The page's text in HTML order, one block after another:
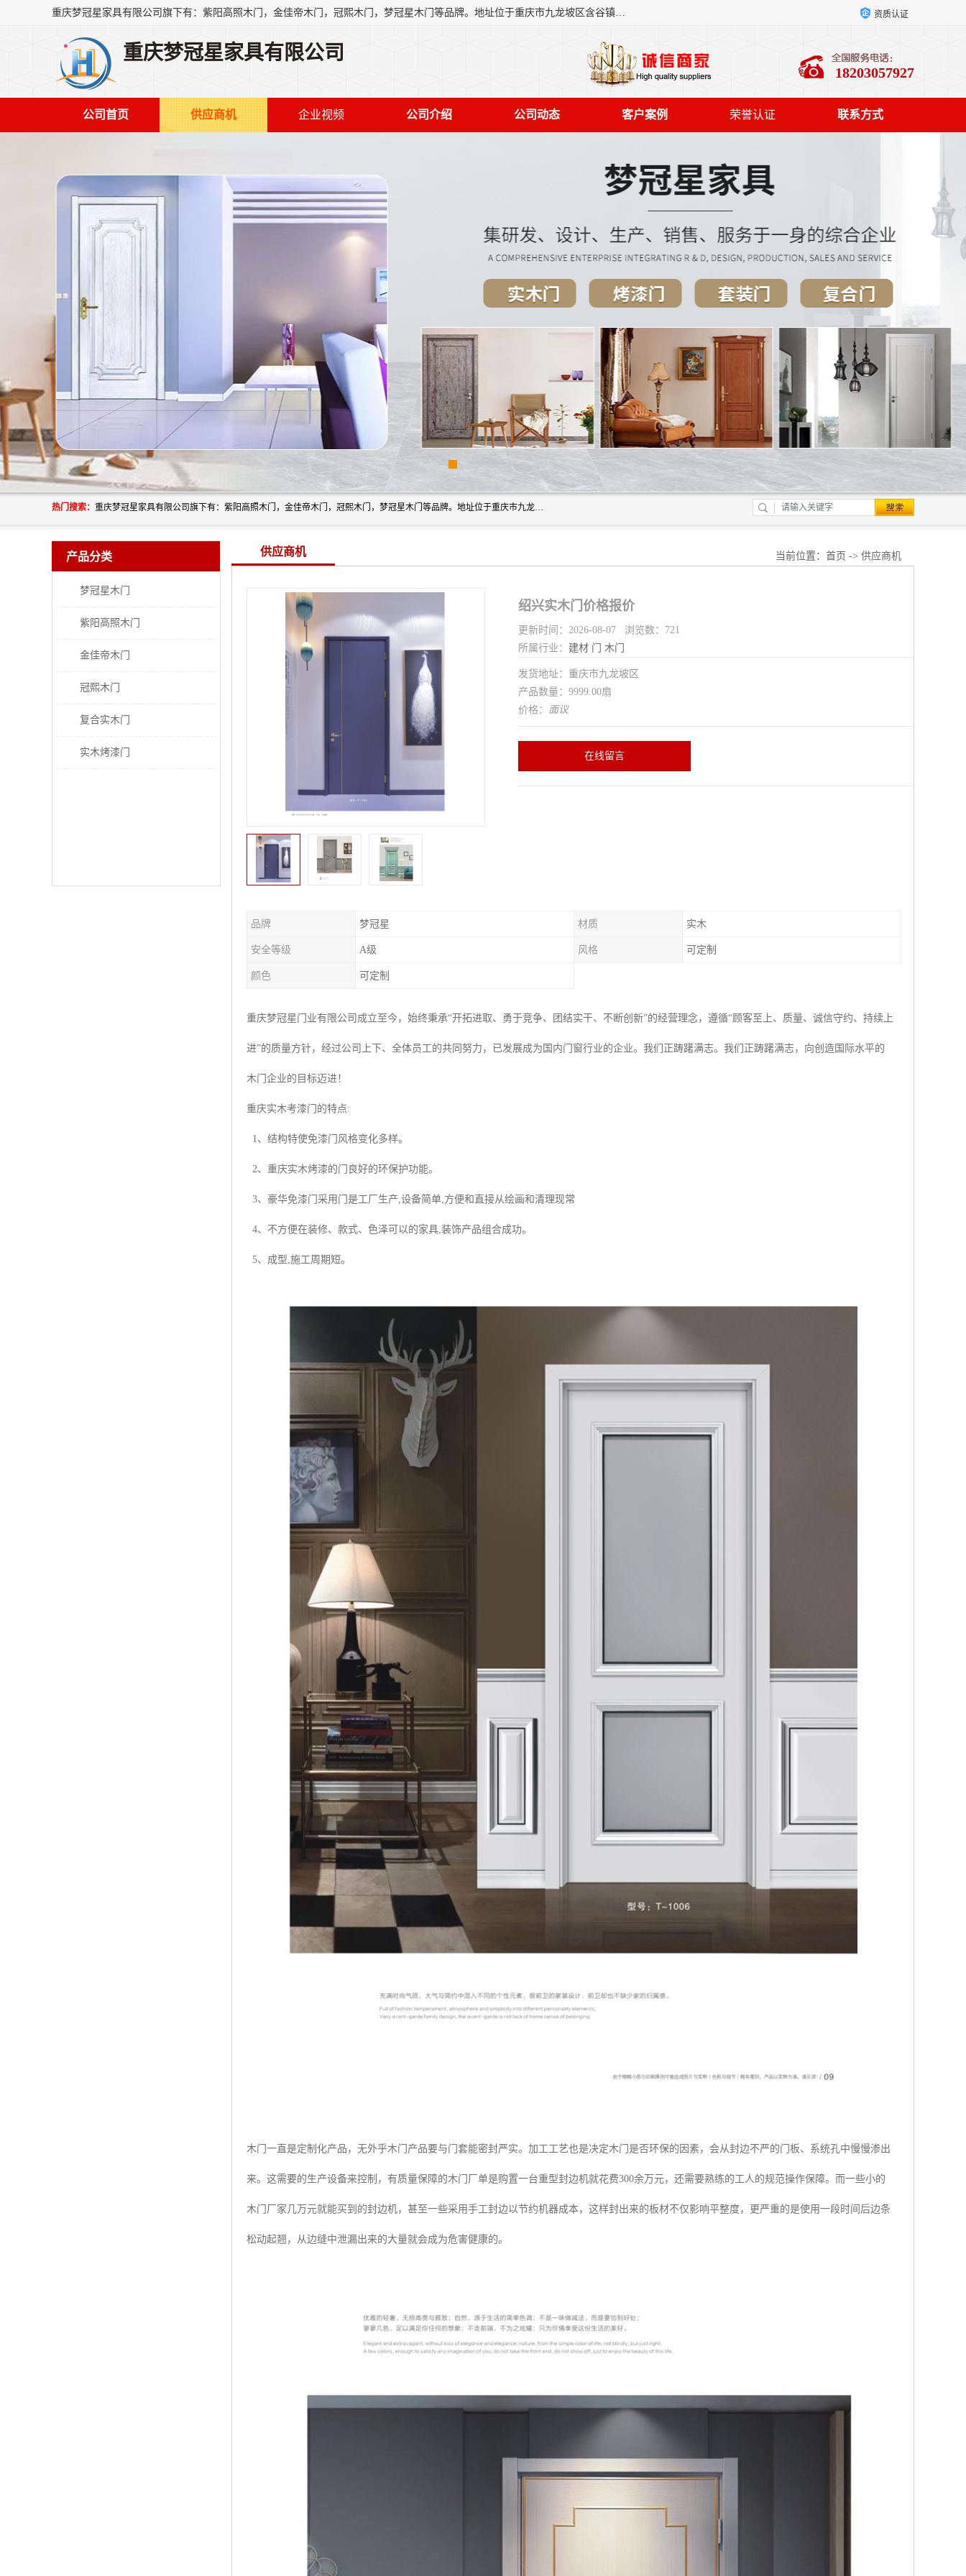
重庆梦冠星家具有限公司旗下有：紫阳高照木门，金佳帝木门，冠熙木门，梦冠星木门等品牌。地址位于重庆市九龙坡区含谷镇崇兴村7社，欢迎新老客户来访。 资质认证
重庆梦冠星家具有限公司
18203057927
公司首页 供应商机 企业视频 公司介绍 公司动态 客户案例 荣誉认证 联系方式
热门搜索： 重庆梦冠星家具有限公司旗下有：紫阳高照木门，金佳帝木门，冠熙木门，梦冠星木门等品牌。地址位于重庆市九龙坡区含谷镇崇兴村7社，欢迎新老客户来访。
产品分类
梦冠星木门
紫阳高照木门
金佳帝木门
冠熙木门
复合实木门
实木烤漆门
供应商机 当前位置： 首页 -> 供应商机
绍兴实木门价格报价
更新时间：2026-08-07 浏览数：721
所属行业： 建材 门 木门
发货地址：重庆市九龙坡区
产品数量：9999.00扇
价格： 面议
在线留言
品牌 梦冠星 材质 实木
安全等级 A级 风格 可定制
颜色 可定制
重庆梦冠星门业有限公司成立至今，始终秉承“开拓进取、勇于竞争、团结实干、不断创新”的经营理念，遵循“顾客至上、质量、诚信守约、持续上
进”的质量方针，经过公司上下、全体员工的共同努力，已发展成为国内门窗行业的企业。我们正踌躇满志。我们正踌躇满志，向创造国际水平的
木门企业的目标迈进！
重庆实木考漆门的特点:
1、结构特使免漆门风格变化多样。
2、重庆实木烤漆的门良好的环保护功能。
3、豪华免漆门采用门是工厂生产,设备简单,方便和直接从绘画和清理现常
4、不方便在装修、款式、色泽可以的家具,装饰产品组合成功。
5、成型,施工周期短。
木门一直是定制化产品，无外乎木门产品要与门套能密封严实。加工工艺也是决定木门是否环保的因素，会从封边不严的门板、系统孔中慢慢渗出
来。这需要的生产设备来控制，有质量保障的木门厂单是购置一台重型封边机就花费300余万元，还需要熟练的工人的规范操作保障。而一些小的
木门厂家几万元就能买到的封边机，甚至一些采用手工封边以节约机器成本，这样封出来的板材不仅影响平整度，更严重的是使用一段时间后边条
松动起翘，从边缝中泄漏出来的大量就会成为危害健康的。